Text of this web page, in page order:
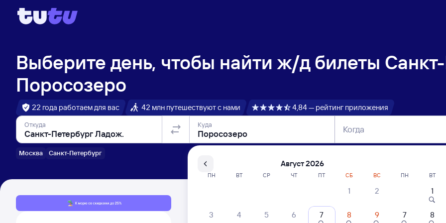
Выберите день, чтобы найти ж/д билеты
Поросозеро
22 года работаем для вас 42 млн путешествуют с нами 4,84 — рейтинг приложения
Откуда
Москва Санкт-Петербург
Куда Когда
Расписание поездов Санкт-Петербург
Август 2026
ПН ВТ СР ЧТ ПТ СБ ВС
1 2
3 4 5 6 7 8 9
ПН ВТ
1
7 8